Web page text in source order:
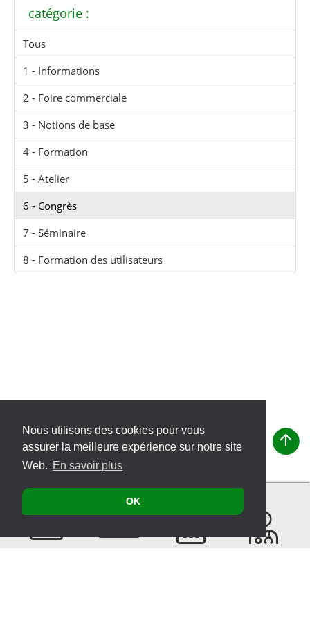
Nous utilisons des cookies pour vous
assurer la meilleure expérience sur notre site
Web. En savoir plus
OK
catégorie :
Tous
1 - Informations
2 - Foire commerciale
3 - Notions de base
4 - Formation
5 - Atelier
6 - Congrès
7 - Séminaire
8 - Formation des utilisateurs